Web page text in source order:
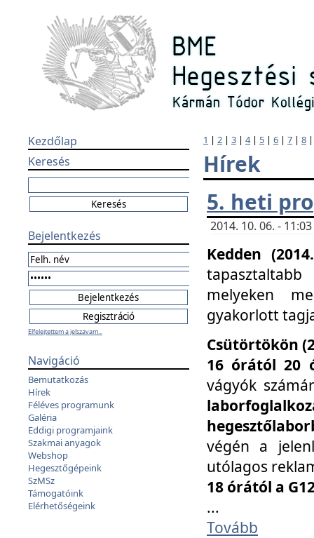
Kezdőlap
Keresés
Bejelentkezés
Elfelejtettem a jelszavam...
Navigáció
Bemutatkozás
Hírek
Féléves programunk
Galéria
Eddigi programjaink
Szakmai anyagok
Webshop
Hegesztőgépeink
SzMSz
Támogatóink
Elérhetőségeink
1 | 2 | 3 | 4| 5 | 6 | 7 | 8
Hírek
5. heti
2014. 10. 06. -
Kedden
melyeken
gyakorlott
Csütörtökön
16 órától 20
vágyók
végén a
utólagos
18 órától a
...
Tovább